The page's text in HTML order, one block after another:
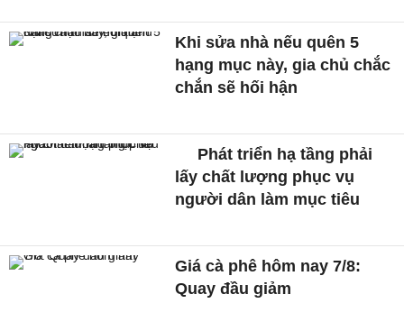
Khi sửa nhà nếu quên 5
hạng mục này, gia chủ chắc
chắn sẽ hối hận
Phát triển hạ tầng phải
lấy chất lượng phục vụ
người dân làm mục tiêu
Giá cà phê hôm nay 7/8:
Quay đầu giảm